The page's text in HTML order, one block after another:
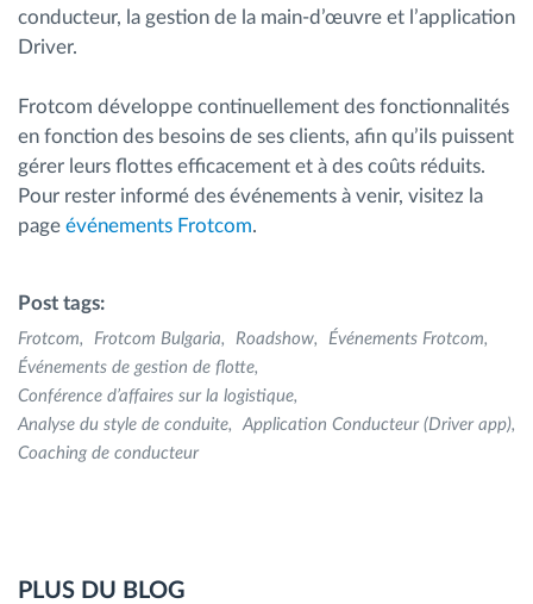
conducteur, la gestion de la main-d’œuvre et l’application
Driver.
Frotcom développe continuellement des fonctionnalités
en fonction des besoins de ses clients, afin qu’ils puissent
gérer leurs flottes efficacement et à des coûts réduits.
Pour rester informé des événements à venir, visitez la
page événements Frotcom.
Post tags:
Frotcom Frotcom Bulgaria Roadshow
Événements Frotcom
Événements de gestion de flotte
Conférence d’affaires sur la logistique
Analyse du style de conduite
Application Conducteur (Driver app)
Coaching de conducteur
PLUS DU BLOG